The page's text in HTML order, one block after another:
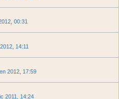
00:31
14:11
2012, 17:59
2011, 14:24